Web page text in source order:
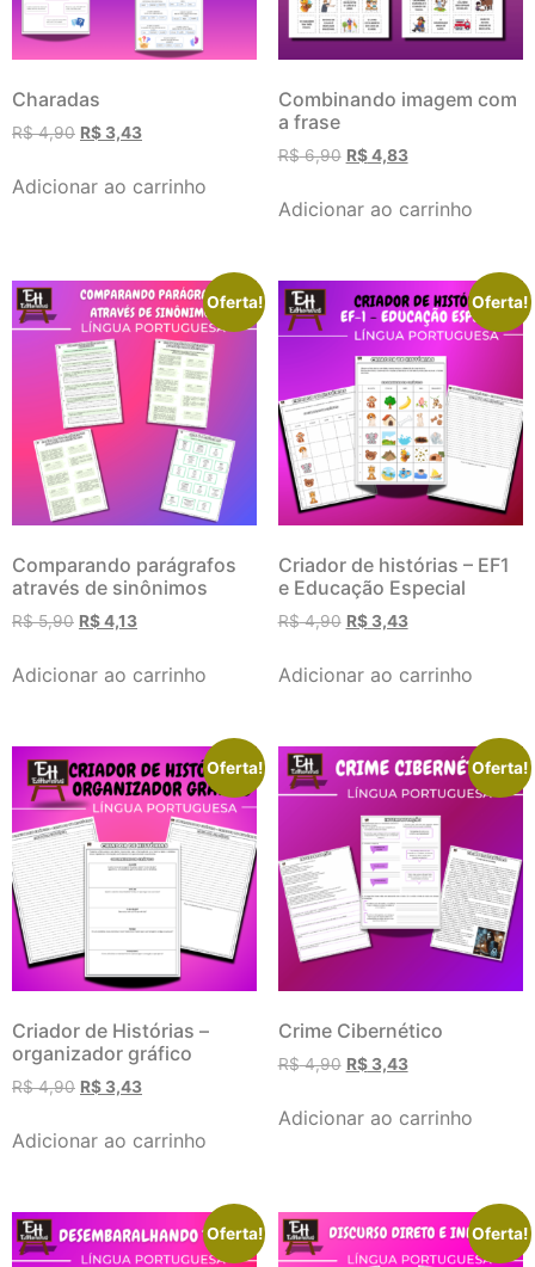
Charadas
R$4,90 R$ 3,43
Adicionar ao carrinho
Combinando imagem com
a frase
R$6,90 R$4,83
Adicionar ao carrinho
Oferta!
Comparando parágrafos
através de sinônimos
R$5,90 R$4,13
Adicionar ao carrinho
Oferta!
Criador de histórias – EF1
e Educação Especial
R$4,90 R$3,43
Adicionar ao carrinho
Oferta!
Criador de Histórias –
organizador gráfico
R$4,90 R$ 3,43
Adicionar ao carrinho
Oferta!
Crime Cibernético
R$4,90 R$3,43
Adicionar ao carrinho
Oferta! Oferta!